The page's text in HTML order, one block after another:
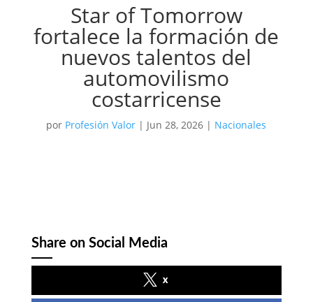
Star of Tomorrow
fortalece la formación de
nuevos talentos del
automovilismo
costarricense
por Profesión Valor | Jun 28, 2026 | Nacionales
Share on Social Media
x